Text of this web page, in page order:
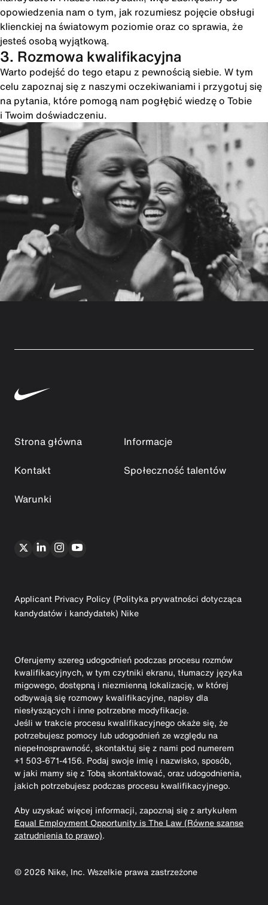
opowiedzenia nam o tym, jak rozumiesz pojęcie obsługi
klienckiej na światowym poziomie oraz co sprawia, że
jesteś osobą wyjątkową.
3. Rozmowa kwalifikacyjna
Warto podejść do tego etapu z pewnością siebie. W tym
celu zapoznaj się z naszymi oczekiwaniami i przygotuj się
na pytania, które pomogą nam pogłębić wiedzę o Tobie
i Twoim doświadczeniu.
Strona główna
Informacje
Kontakt
Społeczność talentów
Warunki
Applicant Privacy Policy (Polityka prywatności dotycząca
kandydatów i kandydatek) Nike
Oferujemy szereg udogodnień podczas procesu rozmów
kwalifikacyjnych, w tym czytniki ekranu, tłumaczy języka
migowego, dostępną i niezmienną lokalizację, w której
odbywają się rozmowy kwalifikacyjne, napisy dla
niesłyszących i inne potrzebne modyfikacje.
Jeśli w trakcie procesu kwalifikacyjnego okaże się, że
potrzebujesz pomocy lub udogodnień ze względu na
niepełnosprawność, skontaktuj się z nami pod numerem
+1 503-671-4156. Podaj swoje imię i nazwisko, sposób,
w jaki mamy się z Tobą skontaktować, oraz udogodnienia,
jakich potrzebujesz podczas procesu kwalifikacyjnego.
Aby uzyskać więcej informacji, zapoznaj się z artykułem
Equal Employment Opportunity is The Law (Równe szanse
zatrudnienia to prawo).
© 2026 Nike, Inc. Wszelkie prawa zastrzeżone